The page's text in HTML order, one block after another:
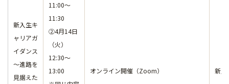
新入生キ
ャリアガ
イダンス
～進路を
見据えた
11:00～
11:30
②4月14日
（火）
12:30～
13:00
オンライン開催（Zoom） 新入